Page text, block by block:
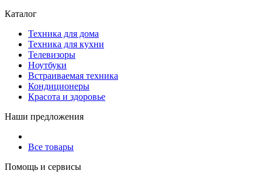
Каталог
Техника для дома
Техника для кухни
Телевизоры
Ноутбуки
Встраиваемая техника
Кондиционеры
Красота и здоровье
Наши предложения
Все товары
Помощь и сервисы